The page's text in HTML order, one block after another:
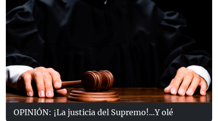
OPINIÓN: ¡La justicia del Supremo!...Y olé